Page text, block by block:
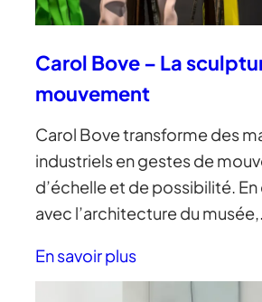
Carol Bove – La
mouvement
Carol Bove transforme des
industriels en gestes de
d’échelle et de possibilité.
avec l’architecture du
En savoir plus